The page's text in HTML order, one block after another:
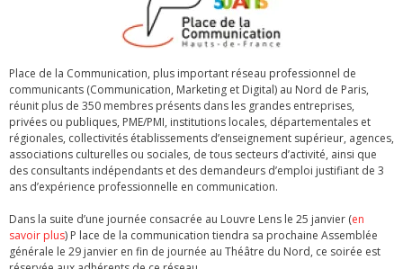
Place de la Communication, plus important réseau professionnel de
communicants (Communication, Marketing et Digital) au Nord de Paris,
réunit plus de 350 membres présents dans les grandes entreprises,
privées ou publiques, PME/PMI, institutions locales, départementales et
régionales, collectivités établissements d’enseignement supérieur, agences,
associations culturelles ou sociales, de tous secteurs d’activité, ainsi que
des consultants indépendants et des demandeurs d’emploi justifiant de 3
ans d’expérience professionnelle en communication.
Dans la suite d’une journée consacrée au Louvre Lens le 25 janvier (en
savoir plus) P lace de la communication tiendra sa prochaine Assemblée
générale le 29 janvier en fin de journée au Théâtre du Nord, ce soirée est